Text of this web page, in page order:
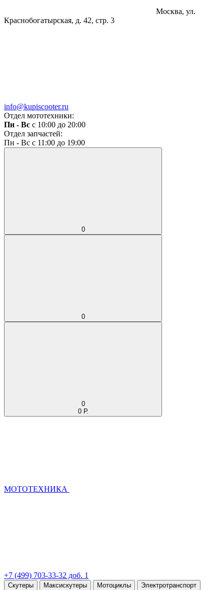
Москва, ул.
Краснобогатырская, д. 42, стр. 3
info@kupiscooter.ru
Отдел мототехники:
Пн - Вс с 10:00 до 20:00
Отдел запчастей:
Пн - Вс с 11:00 до 19:00
0
0
0
0 Р.
МОТОТЕХНИКА
+7 (499) 703-33-32 доб. 1
Скутеры Максискутеры Мотоциклы
Электротранспорт